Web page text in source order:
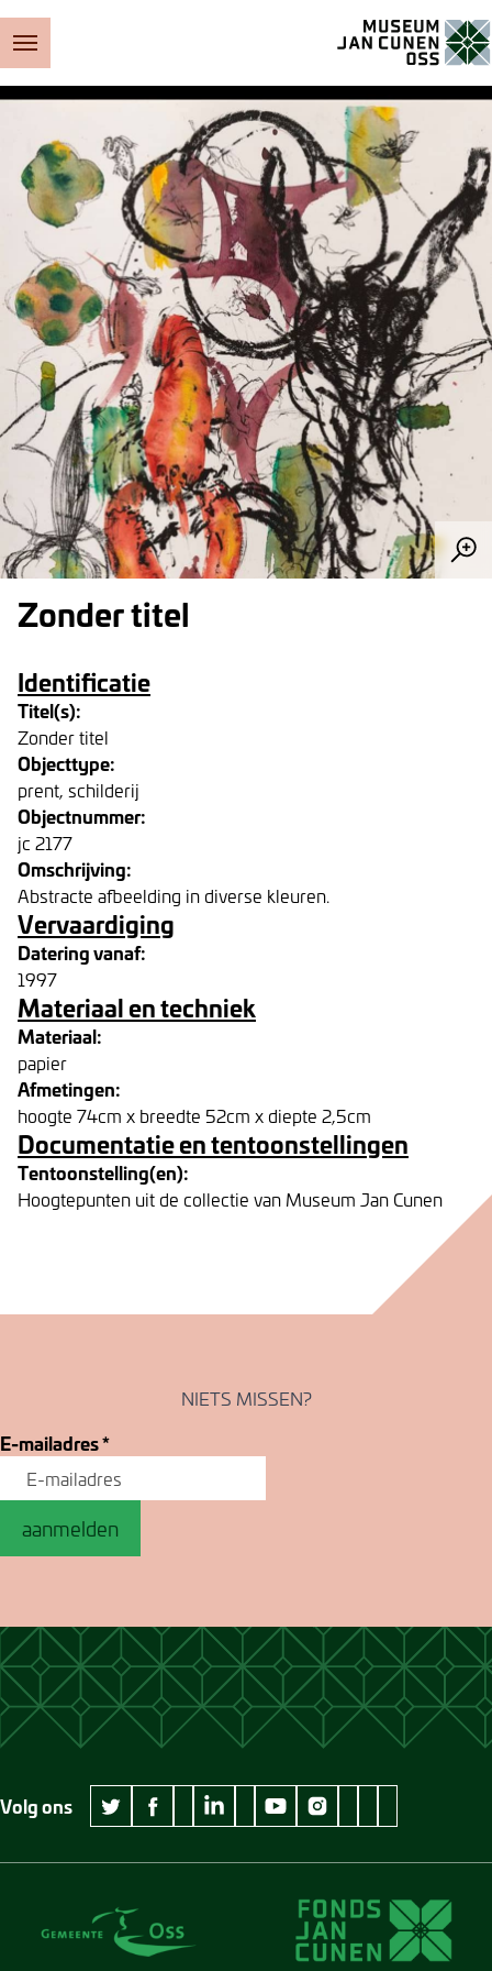
Zonder titel
Identificatie
Titel(s):
Zonder titel
Objecttype:
prent, schilderij
Objectnummer:
jc 2177
Omschrijving:
Abstracte afbeelding in diverse kleuren.
Vervaardiging
Datering vanaf:
1997
Materiaal en techniek
Materiaal:
papier
Afmetingen:
hoogte 74cm x breedte 52cm x diepte 2,5cm
Documentatie en tentoonstellingen
Tentoonstelling(en):
Hoogtepunten uit de collectie van Museum Jan Cunen
NIETS MISSEN?
E-mailadres*
aanmelden
Volg ons
twitter Museum Jan Cunen
facebook Museum Jan Cunen
wikipedia Museum Jan Cunen
linkedin Museum Jan Cunen
googleplus Museum Jan Cunen
youtube Museum Jan Cunen
instagram Museum